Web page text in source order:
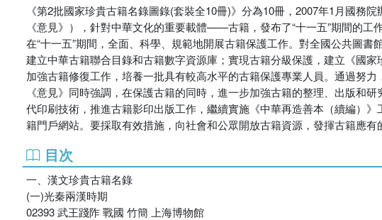
《第2批國家珍貴古籍名錄圖錄(套裝全10冊)》分為10冊，2007年1月國務
《意見》），針對中華文化的重要載體——古籍，發布了“十一五”期間的工
在“十一五”期間，全面、科學、規範地開展古籍保護工作。對全國公共圖
建立中華古籍聯合目錄和古籍數字資源庫；實現古籍分級保護，建立《國
加強古籍修復工作，培養一批具有較高水平的古籍保護專業人員。通過努
《意見》同時強調，在保護古籍的同時，進一步加強古籍的整理、出版和
代印刷技術，推進古籍影印出版工作，繼續實施《中華再造善本（續編）
籍門戶網站。要採取有效措施，向社會和公眾開放古籍資源，發揮古籍應有
目次
一、漢文珍貴古籍名錄
(一)光秦兩漢時期
02393 武王踐阼 戰國 竹簡 上海博物館